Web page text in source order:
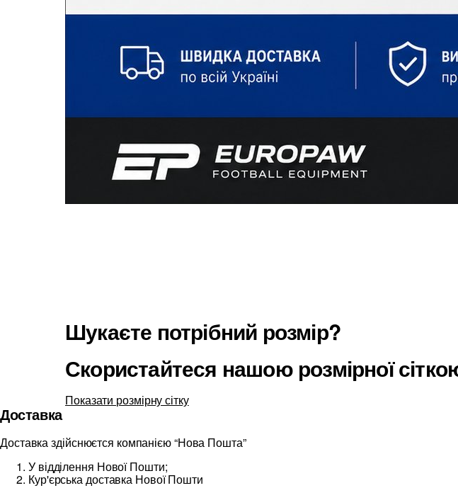
Шукаєте потрібний розмір?
Скористайтеся нашою розмірної
Показати розмірну сітку
Доставка
Доставка здійснюєтся компанією “Нова Пошта”
У відділення Нової Пошти;
Кур'єрська доставка Нової Пошти